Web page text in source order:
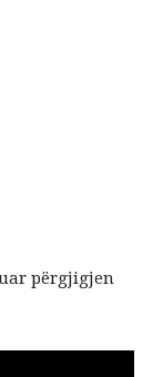
përgjigjen